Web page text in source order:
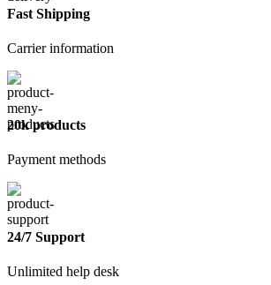
Fast Shipping
Carrier information
20k products
Payment methods
24/7 Support
Unlimited help desk